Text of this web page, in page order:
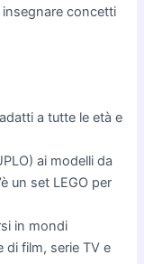
insegnare concetti
a tutte le età e
ai modelli da
un set LEGO per
in mondi
di film, serie TV e